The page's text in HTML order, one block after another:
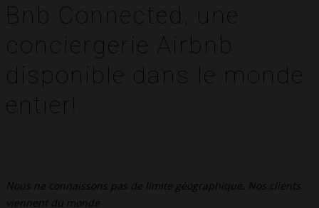
Bnb Connected, une
conciergerie Airbnb
disponible dans le monde
entier!
Nous ne connaissons pas de limite géographique. Nos clients
viennent du monde